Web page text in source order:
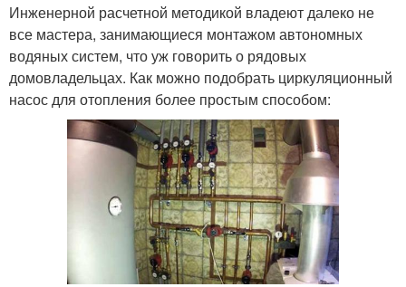
Инженерной расчетной методикой владеют далеко не
все мастера, занимающиеся монтажом автономных
водяных систем, что уж говорить о рядовых
домовладельцах. Как можно подобрать циркуляционный
насос для отопления более простым способом: